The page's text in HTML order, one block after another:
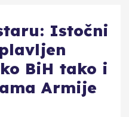
Istočni
BiH tako i
Armije